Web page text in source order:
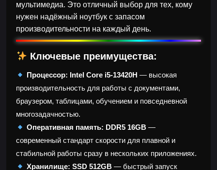
мультимедиа. Это отличный выбор для тех, кому
нужен надёжный ноутбук с запасом
производительности на каждый день.
Ключевые преимущества:
Процессор: Intel Core i5-13420H — высокая
производительность для работы с документами,
браузером, таблицами, обучением и повседневной
многозадачностью.
Оперативная память: DDR5 16GB—
современный стандарт скорости для плавной и
стабильной работы сразу в нескольких приложениях.
Хранилище: SSD 512GB— быстрый запуск